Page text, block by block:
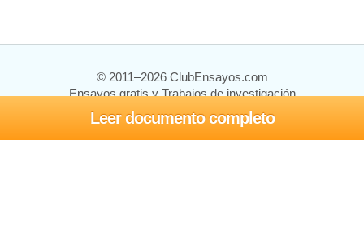
Leer documento completo
© 2011–2026 ClubEnsayos.com
Ensayos gratis y Trabajos de investigación